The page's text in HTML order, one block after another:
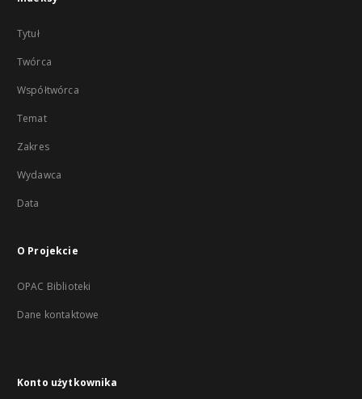
Tytuł
Twórca
Współtwórca
Temat
Zakres
Wydawca
Data
O Projekcie
OPAC Biblioteki
Dane kontaktowe
Konto użytkownika